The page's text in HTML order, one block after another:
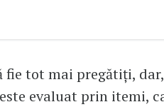
fie tot mai pregătiți,
evaluat prin itemi,